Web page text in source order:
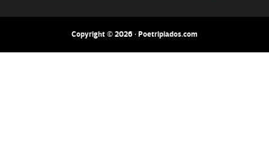
Copyright © 2026 · Poetripiados.com